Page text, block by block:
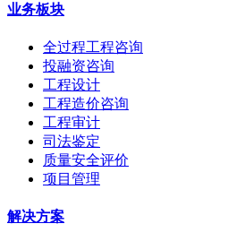
业务板块
全过程工程咨询
投融资咨询
工程设计
工程造价咨询
工程审计
司法鉴定
质量安全评价
项目管理
解决方案